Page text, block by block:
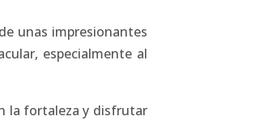
unas impresionantes
especialmente al
la fortaleza y disfrutar